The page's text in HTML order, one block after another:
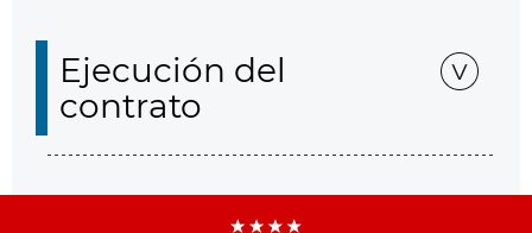
Ejecución del
contrato